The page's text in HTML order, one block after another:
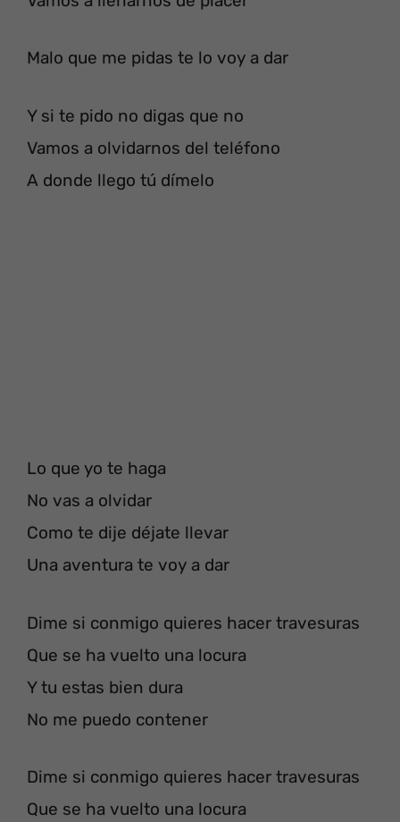
Malo que me pidas te lo voy a dar
Y si te pido no digas que no
Vamos a olvidarnos del teléfono
A donde llego tú dímelo
Lo que yo te haga
No vas a olvidar
Como te dije déjate llevar
Una aventura te voy a dar
Dime si conmigo quieres hacer travesuras
Que se ha vuelto una locura
Y tu estas bien dura
No me puedo contener
Dime si conmigo quieres hacer travesuras
Que se ha vuelto una locura